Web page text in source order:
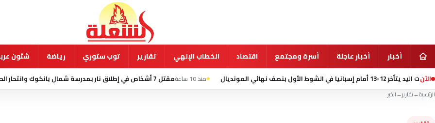
أخبار أخبار عاجلة أسرة ومجتمع اقتصاد الخطاب الإلهي تقارير توب ستوري رياضة شئون
الآن منذ 10 ساعة مقتل 7 أشخاص في إطلاق نار بمدرسة شمال بانكوك وانتحار الطالب المشتبه به
الرئيسية←تقارير←الخبر